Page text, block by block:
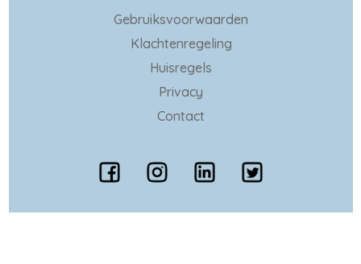
Gebruiksvoorwaarden
Klachtenregeling
Huisregels
Privacy
Contact